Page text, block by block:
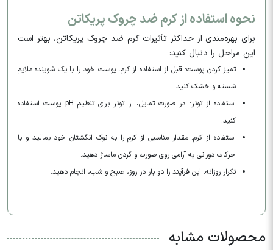
نحوه استفاده از کرم ضد چروک پریکاتن
برای بهره‌مندی از حداکثر تأثیرات کرم ضد چروک پریکاتن، بهتر است
این مراحل را دنبال کنید:
تمیز کردن پوست: قبل از استفاده از کرم، پوست خود را با یک شوینده ملایم
شسته و خشک کنید.
استفاده از تونر: در صورت تمایل، از تونر برای تنظیم pH پوست استفاده
کنید.
استفاده از کرم: مقدار مناسبی از کرم را به نوک انگشتان خود بمالید و با
حرکات دورانی به آرامی روی صورت و گردن ماساژ دهید.
تکرار روزانه: این فرآیند را دو بار در روز، صبح و شب، انجام دهید.
محصولات مشابه